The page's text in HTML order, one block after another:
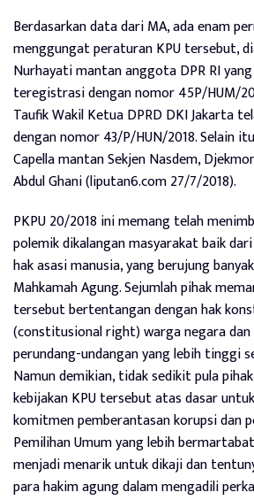
Berdasarkan data dari MA, ada enam
menggungat peraturan KPU tersebut,
Nurhayati mantan anggota DPR RI
teregistrasi dengan nomor 45P/HUM/
Taufik Wakil Ketua DPRD DKI Jakarta
dengan nomor 43/P/HUN/2018. Selain
Capella mantan Sekjen Nasdem,
Abdul Ghani (liputan6.com 27/7/2018).
PKPU 20/2018 ini memang telah
polemik dikalangan masyarakat baik
hak asasi manusia, yang berujung
Mahkamah Agung. Sejumlah pihak
tersebut bertentangan dengan hak
(constitusional right) warga negara
perundang-undangan yang lebih tinggi
Namun demikian, tidak sedikit pula
kebijakan KPU tersebut atas dasar
komitmen pemberantasan korupsi dan
Pemilihan Umum yang lebih
menjadi menarik untuk dikaji dan
para hakim agung dalam mengadili